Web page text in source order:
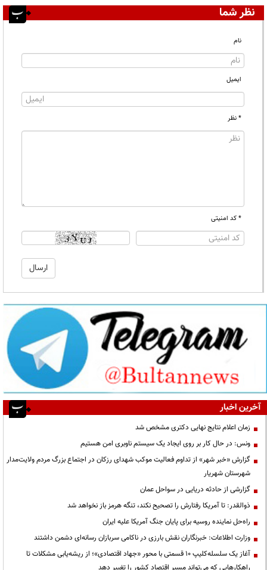
نظر شما
نام
ایمیل
* نظر
* کد امنیتی
آخرین اخبار
زمان اعلام نتایج نهایی دکتری مشخص شد
ونس: در حال کار بر روی ایجاد یک سیستم ناوبری امن هستیم
گزارش «خبر شهر» از تداوم فعالیت موکب شهدای رزکان در اجتماع بزرگ مردم ولایت‌مدار
شهرستان شهریار
گزارشی از حادثه دریایی در سواحل عمان
ذوالقدر: تا آمریکا رفتارش را تصحیح نکند، تنگه هرمز باز نخواهد شد
راه‌حل نماینده روسیه برای پایان جنگ آمریکا علیه ایران
وزارت اطلاعات: خبرنگاران نقش بارزی در ناکامی سربازان رسانه‌ای دشمن داشتند
آغاز یک سلسله‌کلیپ ۱۰ قسمتی با محور «جهاد اقتصادی»؛ از ریشه‌یابی مشکلات تا
راهکارهایی که می‌تواند مسیر اقتصاد کشور را تغییر دهد